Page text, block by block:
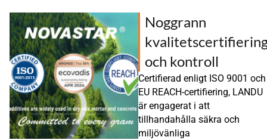
Noggrann
och kontroll
Certifierad enligt ISO 9001 och
EU REACH-certifiering, LANDU
är engagerat i att
tillhandahålla säkra och
miljövänliga